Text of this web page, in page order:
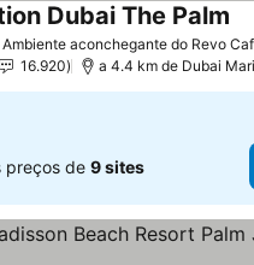
Ambiente aconchegante do Revo
Dubai The Palm
16.920 a 4.4 km de Dubai
preços de 9 sites